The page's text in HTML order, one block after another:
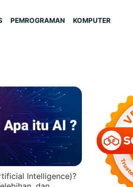
PEMROGRAMAN KOMPUTER
Intelligence)?